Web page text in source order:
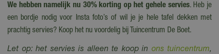
We hebben namelijk nu 30% korting op het gehele servies. Heb je
een bordje nodig voor Insta foto’s of wil je je hele tafel dekken met
prachtig servies? Koop het nu voordelig bij Tuincentrum De Boet.
Let op: het servies is alleen te koop in ons tuincentrum,